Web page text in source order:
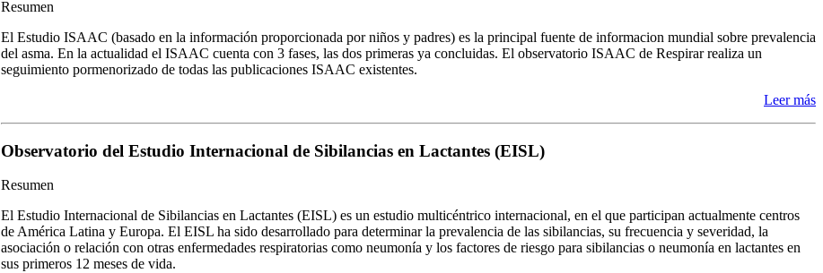
Resumen
El Estudio ISAAC (basado en la información proporcionada por niños y padres) es la principal fuente de informacion mundial sobre prevalencia
del asma. En la actualidad el ISAAC cuenta con 3 fases, las dos primeras ya concluidas. El observatorio ISAAC de Respirar realiza un
seguimiento pormenorizado de todas las publicaciones ISAAC existentes.
Leer más
Observatorio del Estudio Internacional de Sibilancias en Lactantes (EISL)
Resumen
El Estudio Internacional de Sibilancias en Lactantes (EISL) es un estudio multicéntrico internacional, en el que participan actualmente centros
de América Latina y Europa. El EISL ha sido desarrollado para determinar la prevalencia de las sibilancias, su frecuencia y severidad, la
asociación o relación con otras enfermedades respiratorias como neumonía y los factores de riesgo para sibilancias o neumonía en lactantes en
sus primeros 12 meses de vida.